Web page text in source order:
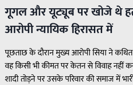
गूगल और यूट्यूब पर खोजे थे
आरोपी न्यायिक हिरासत में
पूछताछ के दौरान मुख्य आरोपी सिया ने कथित
वह किसी भी कीमत पर केतन से विवाह नहीं
शादी तोड़ने पर उसके परिवार की समाज में